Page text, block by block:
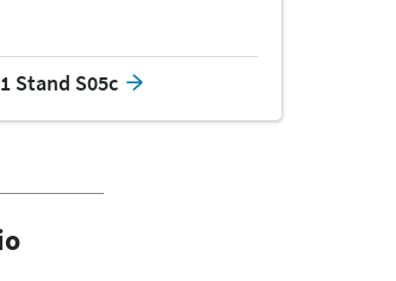
Stand S05c